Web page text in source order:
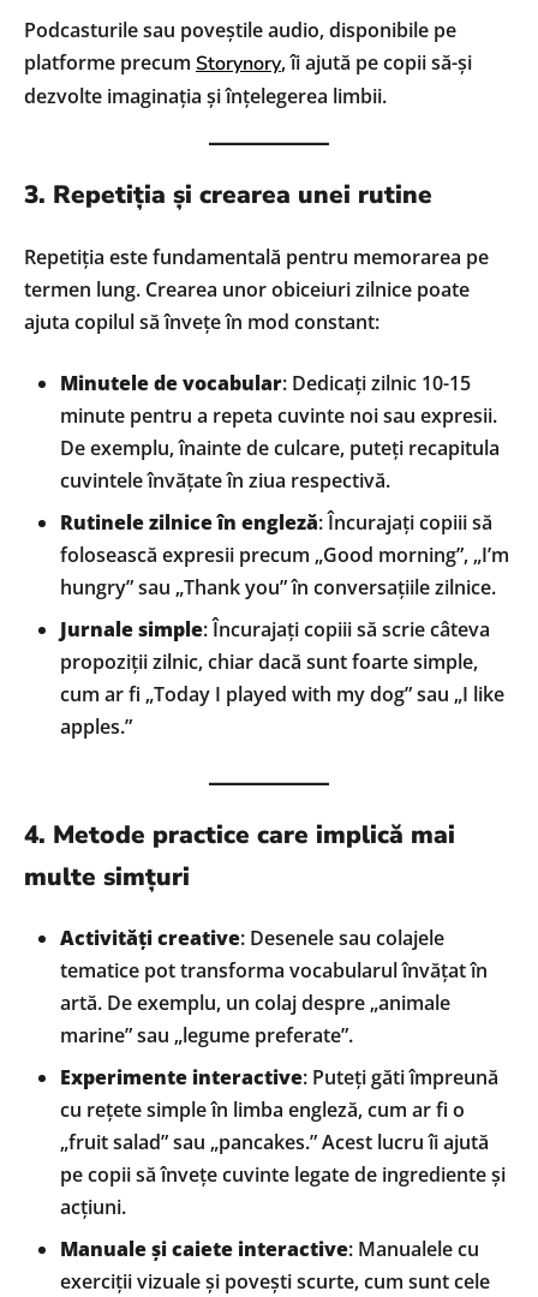
Podcasturile sau poveștile audio, disponibile pe
platforme precum Storynory, îi ajută pe copii să-și
dezvolte imaginația și înțelegerea limbii.
3. Repetiția și crearea unei rutine
Repetiția este fundamentală pentru memorarea pe
termen lung. Crearea unor obiceiuri zilnice poate
ajuta copilul să învețe în mod constant:
Minutele de vocabular: Dedicați zilnic 10-15
minute pentru a repeta cuvinte noi sau expresii.
De exemplu, înainte de culcare, puteți recapitula
cuvintele învățate în ziua respectivă.
Rutinele zilnice în engleză: Încurajați copiii să
folosească expresii precum „Good morning”, „I’m
hungry” sau „Thank you” în conversațiile zilnice.
Jurnale simple: Încurajați copiii să scrie câteva
propoziții zilnic, chiar dacă sunt foarte simple,
cum ar fi „Today I played with my dog” sau „I like
apples.”
4. Metode practice care implică mai
multe simțuri
Activități creative: Desenele sau colajele
tematice pot transforma vocabularul învățat în
artă. De exemplu, un colaj despre „animale
marine” sau „legume preferate”.
Experimente interactive: Puteți găti împreună
cu rețete simple în limba engleză, cum ar fi o
„fruit salad” sau „pancakes.” Acest lucru îi ajută
pe copii să învețe cuvinte legate de ingrediente și
acțiuni.
Manuale și caiete interactive: Manualele cu
exerciții vizuale și povești scurte, cum sunt cele